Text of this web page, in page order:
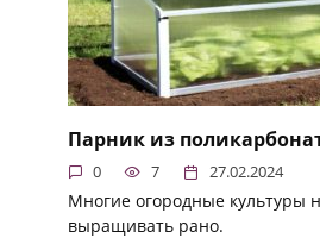
Парник из
0 7 27.02.2024
Многие огородные культуры
выращивать рано.